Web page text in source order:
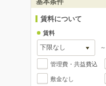
賃料について
賃料
～
管理費・共益費込
敷金なし